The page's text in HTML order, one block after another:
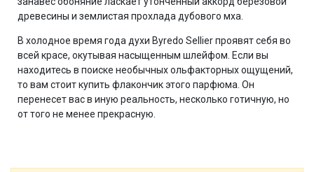
древесины и землистая прохлада дубового мха.
В холодное время года духи Byredo Sellier проявят себя во
всей красе, окутывая насыщенным шлейфом. Если вы
находитесь в поиске необычных ольфакторных ощущений,
то вам стоит купить флакончик этого парфюма. Он
перенесет вас в иную реальность, несколько готичную, но
от того не менее прекрасную.